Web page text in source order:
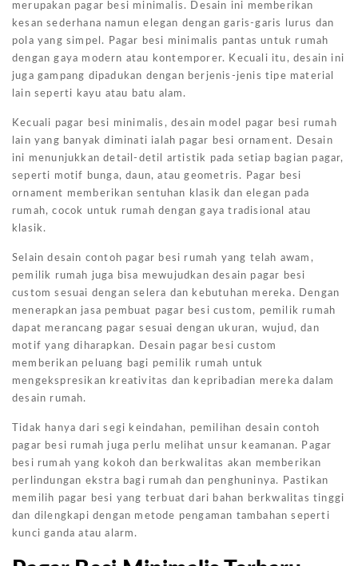
merupakan pagar besi minimalis. Desain ini memberikan
kesan sederhana namun elegan dengan garis-garis lurus dan
pola yang simpel. Pagar besi minimalis pantas untuk rumah
dengan gaya modern atau kontemporer. Kecuali itu, desain ini
juga gampang dipadukan dengan berjenis-jenis tipe material
lain seperti kayu atau batu alam.
Kecuali pagar besi minimalis, desain model pagar besi rumah
lain yang banyak diminati ialah pagar besi ornament. Desain
ini menunjukkan detail-detil artistik pada setiap bagian pagar,
seperti motif bunga, daun, atau geometris. Pagar besi
ornament memberikan sentuhan klasik dan elegan pada
rumah, cocok untuk rumah dengan gaya tradisional atau
klasik.
Selain desain contoh pagar besi rumah yang telah awam,
pemilik rumah juga bisa mewujudkan desain pagar besi
custom sesuai dengan selera dan kebutuhan mereka. Dengan
menerapkan jasa pembuat pagar besi custom, pemilik rumah
dapat merancang pagar sesuai dengan ukuran, wujud, dan
motif yang diharapkan. Desain pagar besi custom
memberikan peluang bagi pemilik rumah untuk
mengekspresikan kreativitas dan kepribadian mereka dalam
desain rumah.
Tidak hanya dari segi keindahan, pemilihan desain contoh
pagar besi rumah juga perlu melihat unsur keamanan. Pagar
besi rumah yang kokoh dan berkwalitas akan memberikan
perlindungan ekstra bagi rumah dan penghuninya. Pastikan
memilih pagar besi yang terbuat dari bahan berkwalitas tinggi
dan dilengkapi dengan metode pengaman tambahan seperti
kunci ganda atau alarm.